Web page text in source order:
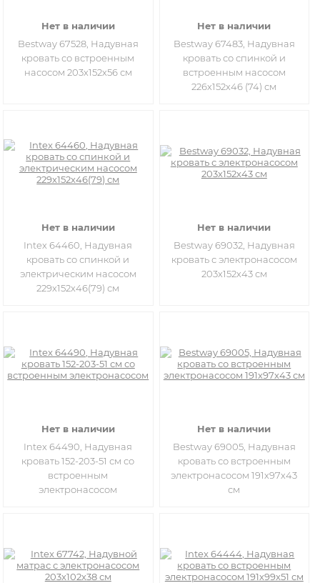
Нет в наличии
Bestway 67528, Надувная
кровать со встроенным
насосом 203х152х56 см
Нет в наличии
Bestway 67483, Надувная
кровать со спинкой и
встроенным насосом
226х152х46 (74) см
Нет в наличии
Intex 64460, Надувная
кровать со спинкой и
электрическим насосом
229х152х46(79) см
Нет в наличии
Bestway 69032, Надувная
кровать с электронасосом
203х152х43 см
Нет в наличии
Intex 64490, Надувная
кровать 152-203-51 см со
встроенным
электронасосом
Нет в наличии
Bestway 69005, Надувная
кровать со встроенным
электронасосом 191х97х43
см